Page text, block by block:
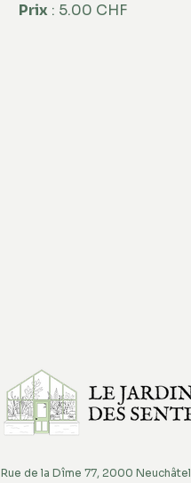
Prix : 5.00 CHF
Rue de la Dîme 77, 2000 Neuchâtel